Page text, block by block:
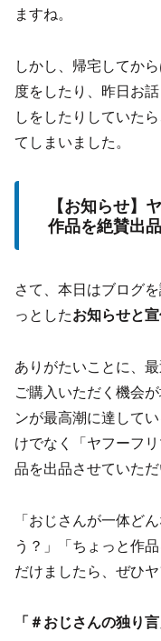
ますね。
しかし、帰宅してか
度をしたり、昨日お
しをしたりしていた
てしまいました。
【お知らせ】
作品を絶賛出
さて、本日はブログ
っとしたお知らせと
ありがたいことに、
ご購入いただく機会
ンが最高潮に達して
けでなく「ヤフーフ
品を出品させていた
「おじさんが一体ど
う？」「ちょっと作
だけましたら、ぜひ
「＃おじさんの独り言